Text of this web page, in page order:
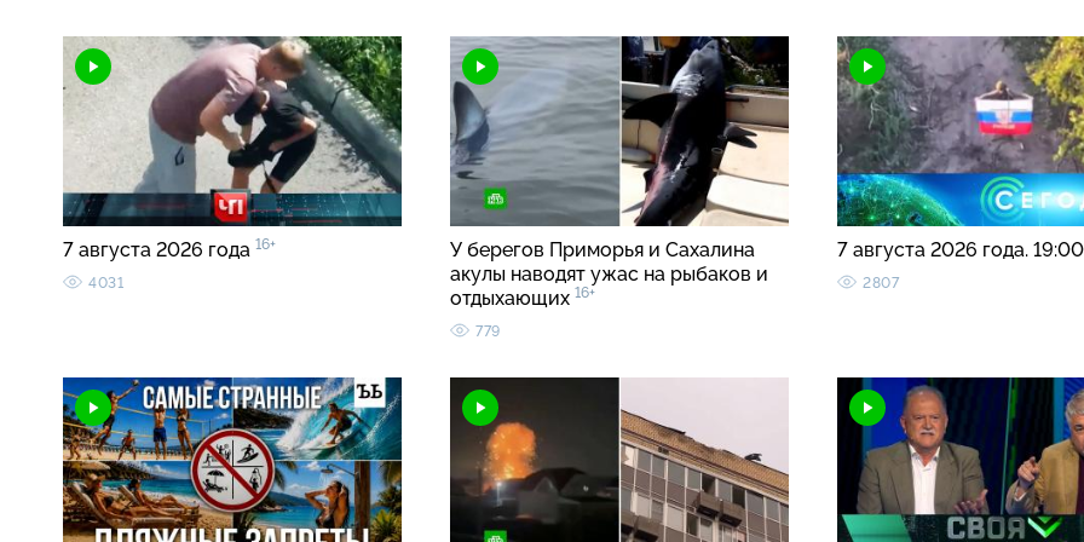
7 августа 2026 года 16+
4031
У берегов Приморья и Сахалина
акулы наводят ужас на рыбаков и
отдыхающих 16+
779
7 августа 2026 года.
2807